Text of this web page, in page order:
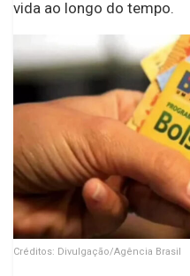
vida ao longo do tempo.
Créditos: Divulgação/Agência Brasil